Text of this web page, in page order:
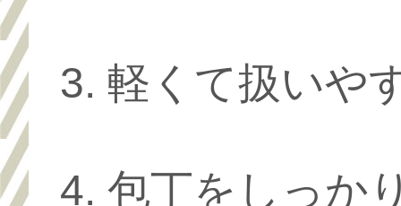
軽くて扱いや
包丁をしっか